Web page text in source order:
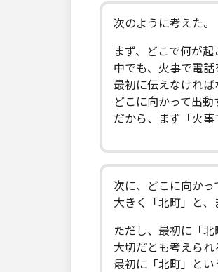
次のように考えた。
まず、どこで何が起
中でも、火事で電話
最初に伝えなければ
どこに向かって出動
だから、まず「火事
次に、どこに向かっ
大きく「北町」と、
ただし、最初に「
大切だとも考えられ
最初に「北町」とい